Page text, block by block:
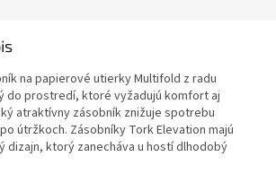
na papierové utierky Multifold z radu
do prostredí, ktoré vyžadujú komfort aj
atraktívny zásobník znižuje spotrebu
útržkoch. Zásobníky Tork Elevation majú
dizajn, ktorý zanecháva u hostí dlhodobý